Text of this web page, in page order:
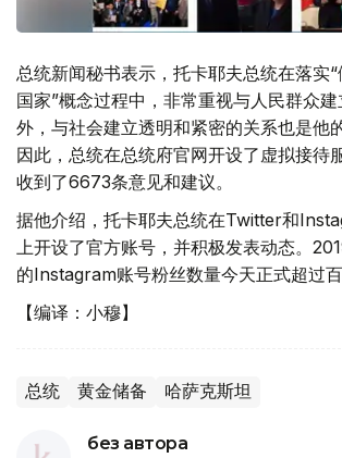
总统新闻秘书表示，托卡耶夫总统在落实
国家”概念过程中，非常重视与人民群众
外，与社会建立透明和紧密的关系也是他
因此，总统在总统府官网开设了虚拟接待
收到了6673条意见和建议。
据他介绍，托卡耶夫总统在Twitter和
上开设了官方账号，并积极发表动态。
的Instagram账号粉丝数量今天正式超过百
【编译：小穆】
总统 黄金储备 哈萨克斯坦
без автора